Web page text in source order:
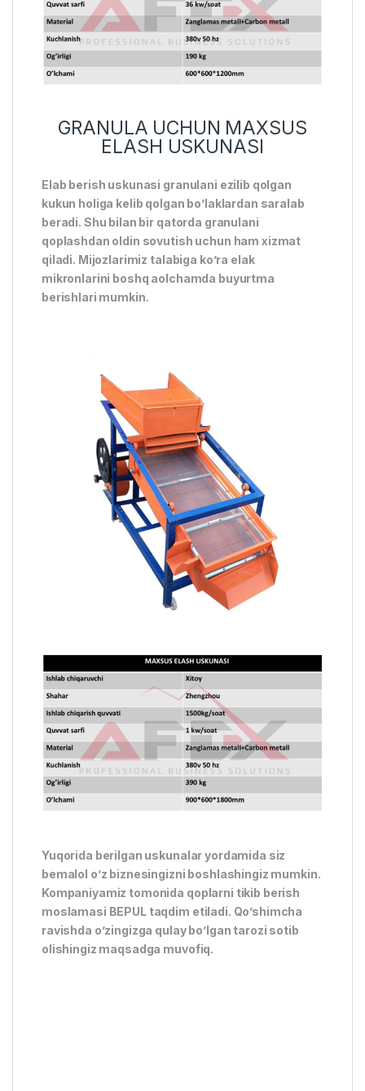
GRANULA UCHUN MAXSUS
ELASH USKUNASI
Elab berish uskunasi granulani ezilib qolgan
kukun holiga kelib qolgan bo’laklardan saralab
beradi. Shu bilan bir qatorda granulani
qoplashdan oldin sovutish uchun ham xizmat
qiladi. Mijozlarimiz talabiga ko’ra elak
mikronlarini boshq aolchamda buyurtma
berishlari mumkin.
Yuqorida berilgan uskunalar yordamida siz
bemalol o’z biznesingizni boshlashingiz mumkin.
Kompaniyamiz tomonida qoplarni tikib berish
moslamasi BEPUL taqdim etiladi. Qo’shimcha
ravishda o’zingizga qulay bo’lgan tarozi sotib
olishingiz maqsadga muvofiq.